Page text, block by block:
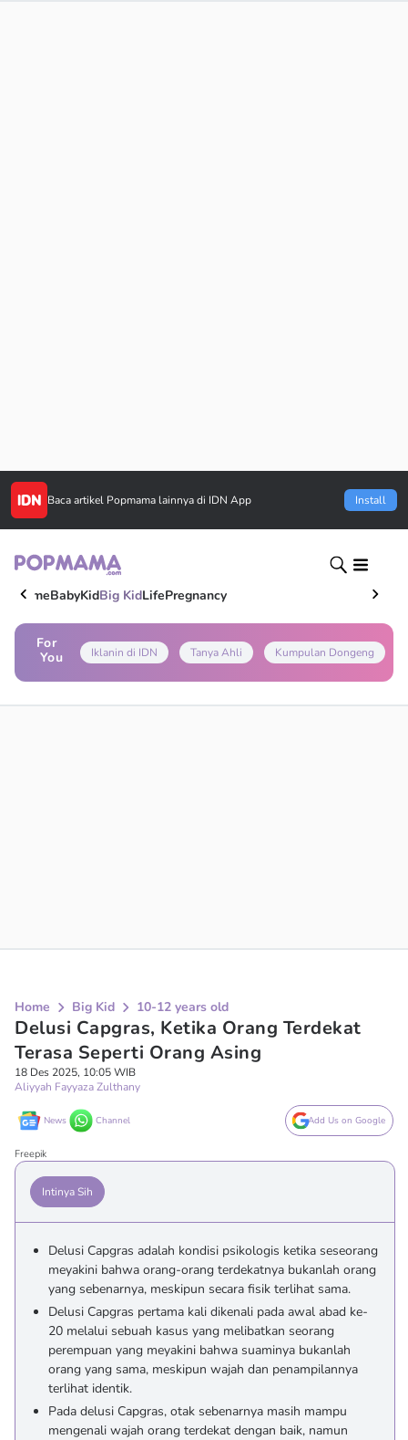
Baca artikel Popmama lainnya di IDN App Install
HomeBabyKidBig KidLifePregnancy
For
You
Iklanin di IDN Tanya Ahli Kumpulan Dongeng
Home Big Kid 10-12 years old
Delusi Capgras, Ketika Orang Terdekat
Terasa Seperti Orang Asing
18 Des 2025, 10:05 WIB
Aliyyah Fayyaza Zulthany
News Channel Add Us on Google
Freepik
Intinya Sih
Delusi Capgras adalah kondisi psikologis ketika seseorang
meyakini bahwa orang-orang terdekatnya bukanlah orang
yang sebenarnya, meskipun secara fisik terlihat sama.
Delusi Capgras pertama kali dikenali pada awal abad ke-
20 melalui sebuah kasus yang melibatkan seorang
perempuan yang meyakini bahwa suaminya bukanlah
orang yang sama, meskipun wajah dan penampilannya
terlihat identik.
Pada delusi Capgras, otak sebenarnya masih mampu
mengenali wajah orang terdekat dengan baik, namun